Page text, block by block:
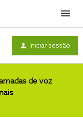
Menu
Iniciar sessão
de voz